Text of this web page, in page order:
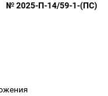
№ 2025-П-14/59-1-(ПС)